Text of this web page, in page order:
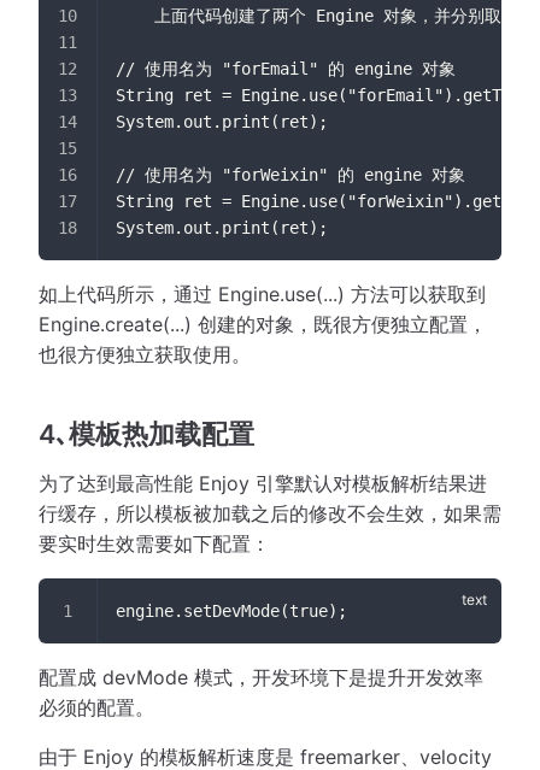
上面代码创建了两个 Engine 对象，并分别取名
// 使用名为 "forEmail" 的 engine 对象
String ret =
System.out.print(ret);
// 使用名为 "forWeixin" 的 engine 对象
String ret =
System.out.print(ret);
如上代码所示，通过 Engine.use(...) 方法可以获取到
Engine.create(...) 创建的对象，既很方便独立配置，
也很方便独立获取使用。
4､模板热加载配置
为了达到最高性能 Enjoy 引擎默认对模板解析结果进
行缓存，所以模板被加载之后的修改不会生效，如果需
要实时生效需要如下配置：
engine.setDevMode(true);
配置成 devMode 模式，开发环境下是提升开发效率
必须的配置。
由于 Enjoy 的模板解析速度是 freemarker、velocity